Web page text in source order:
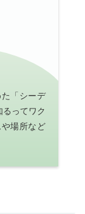
「シーデ
ってワク
場所など